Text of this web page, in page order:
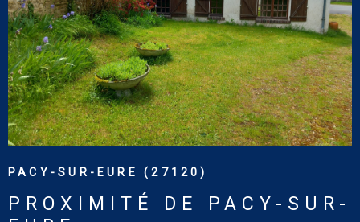
PACY-SUR-EURE (27120)
PROXIMITÉ DE PACY-SUR-
VOIR LE BIEN